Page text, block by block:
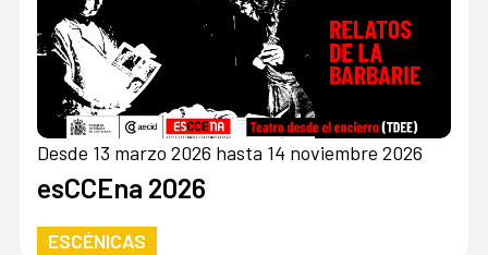
Desde 13 marzo 2026 hasta 14 noviembre 2026
esCCEna 2026
ESCÉNICAS